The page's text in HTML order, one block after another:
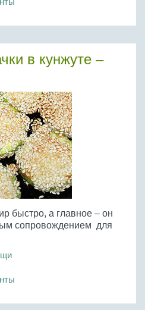
в кунжуте –
быстро, а главное – он
сопровождением для